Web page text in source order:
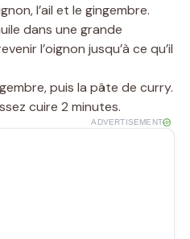
l’ail et le gingembre.
dans une grande
l’oignon jusqu’à ce qu’il
puis la pâte de curry.
cuire 2 minutes.
ADVERTISEMENT